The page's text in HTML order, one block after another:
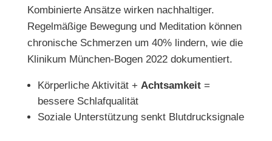
Kombinierte Ansätze wirken nachhaltiger.
Regelmäßige Bewegung und Meditation können
chronische Schmerzen um 40% lindern, wie die
Klinikum München-Bogen 2022 dokumentiert.
Körperliche Aktivität + Achtsamkeit=
bessere Schlafqualität
Soziale Unterstützung senkt Blutdrucksignale